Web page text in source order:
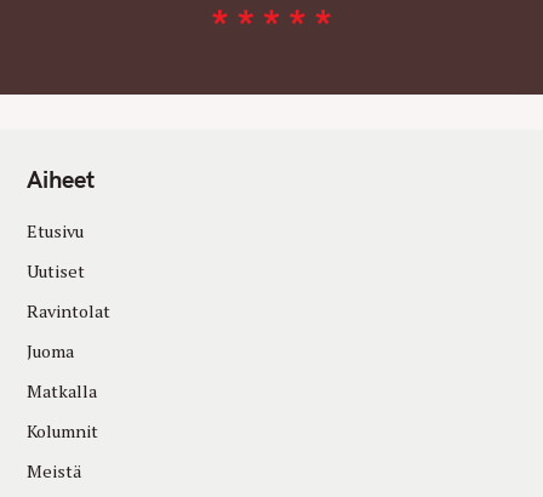
Aiheet
Etusivu
Uutiset
Ravintolat
Juoma
Matkalla
Kolumnit
Meistä